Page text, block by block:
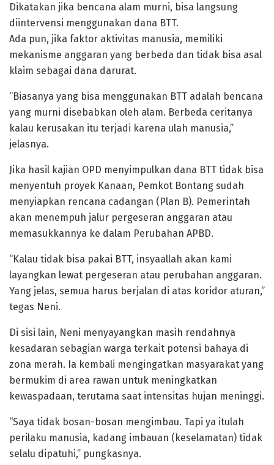
Dikatakan jika bencana alam murni, bisa langsung
diintervensi menggunakan dana BTT.
Ada pun, jika faktor aktivitas manusia, memiliki
mekanisme anggaran yang berbeda dan tidak bisa asal
klaim sebagai dana darurat.
“Biasanya yang bisa menggunakan BTT adalah bencana
yang murni disebabkan oleh alam. Berbeda ceritanya
kalau kerusakan itu terjadi karena ulah manusia,”
jelasnya.
Jika hasil kajian OPD menyimpulkan dana BTT tidak bisa
menyentuh proyek Kanaan, Pemkot Bontang sudah
menyiapkan rencana cadangan (Plan B). Pemerintah
akan menempuh jalur pergeseran anggaran atau
memasukkannya ke dalam Perubahan APBD.
“Kalau tidak bisa pakai BTT, insyaallah akan kami
layangkan lewat pergeseran atau perubahan anggaran.
Yang jelas, semua harus berjalan di atas koridor aturan,”
tegas Neni.
Di sisi lain, Neni menyayangkan masih rendahnya
kesadaran sebagian warga terkait potensi bahaya di
zona merah. Ia kembali mengingatkan masyarakat yang
bermukim di area rawan untuk meningkatkan
kewaspadaan, terutama saat intensitas hujan meninggi.
“Saya tidak bosan-bosan mengimbau. Tapi ya itulah
perilaku manusia, kadang imbauan (keselamatan) tidak
selalu dipatuhi,” pungkasnya.